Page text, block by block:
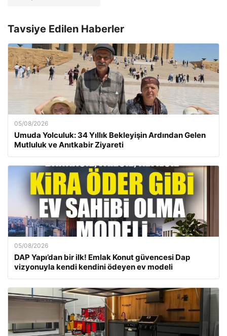
Tavsiye Edilen Haberler
05/08/2026
Umuda Yolculuk: 34 Yıllık Bekleyişin Ardından Gelen
Mutluluk ve Anıtkabir Ziyareti
05/08/2026
DAP Yapı’dan bir ilk! Emlak Konut güvencesi Dap
vizyonuyla kendi kendini ödeyen ev modeli